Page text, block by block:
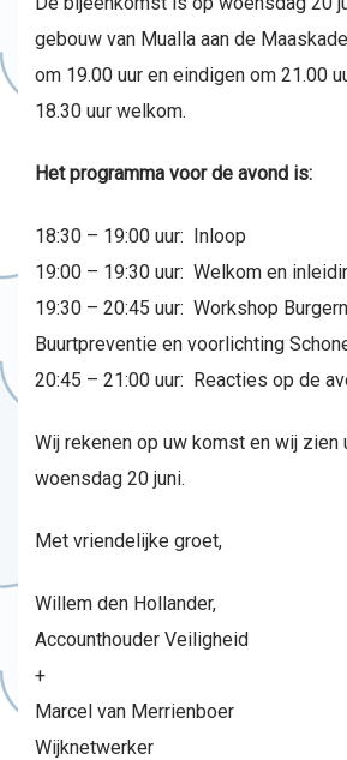
gebouw van Mualla aan de
om 19.00 uur en eindigen om 21.00
18.30 uur welkom.
Het programma voor de avond is:
18:30 – 19:00 uur: Inloop
19:00 – 19:30 uur: Welkom en
19:30 – 20:45 uur: Workshop
Buurtpreventie en voorlichting
20:45 – 21:00 uur: Reacties op de
Wij rekenen op uw komst en wij zien
woensdag 20 juni.
Met vriendelijke groet,
Willem den Hollander,
Accounthouder Veiligheid
+
Marcel van Merrienboer
Wijknetwerker